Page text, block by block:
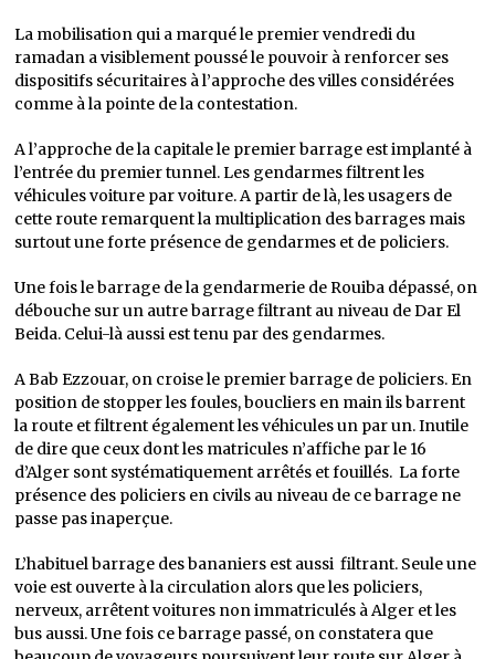
La mobilisation qui a marqué le premier vendredi du
ramadan a visiblement poussé le pouvoir à renforcer ses
dispositifs sécuritaires à l’approche des villes considérées
comme à la pointe de la contestation.
A l’approche de la capitale le premier barrage est implanté à
l’entrée du premier tunnel. Les gendarmes filtrent les
véhicules voiture par voiture. A partir de là, les usagers de
cette route remarquent la multiplication des barrages mais
surtout une forte présence de gendarmes et de policiers.
Une fois le barrage de la gendarmerie de Rouiba dépassé, on
débouche sur un autre barrage filtrant au niveau de Dar El
Beida. Celui-là aussi est tenu par des gendarmes.
A Bab Ezzouar, on croise le premier barrage de policiers. En
position de stopper les foules, boucliers en main ils barrent
la route et filtrent également les véhicules un par un. Inutile
de dire que ceux dont les matricules n’affiche par le 16
d’Alger sont systématiquement arrêtés et fouillés. La forte
présence des policiers en civils au niveau de ce barrage ne
passe pas inaperçue.
L’habituel barrage des bananiers est aussi filtrant. Seule une
voie est ouverte à la circulation alors que les policiers,
nerveux, arrêtent voitures non immatriculés à Alger et les
bus aussi. Une fois ce barrage passé, on constatera que